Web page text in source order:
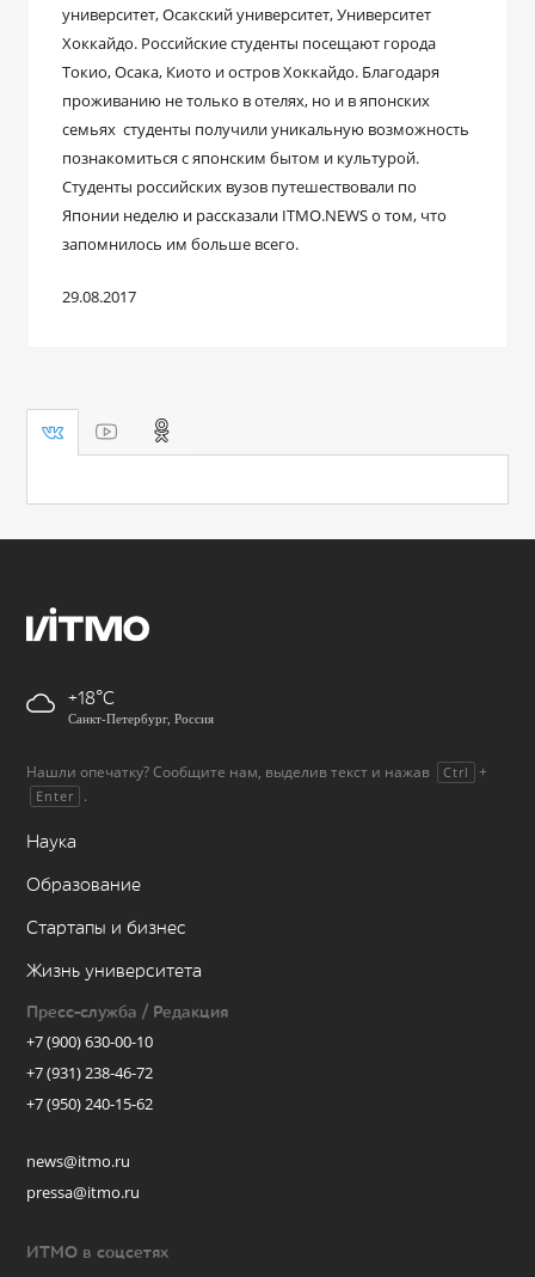
университет, Осакский университет, Университет
Хоккайдо. Российские студенты посещают города
Токио, Осака, Киото и остров Хоккайдо. Благодаря
проживанию не только в отелях, но и в японских
семьях студенты получили уникальную возможность
познакомиться с японским бытом и культурой.
Студенты российских вузов путешествовали по
Японии неделю и рассказали ITMO.NEWS о том, что
запомнилось им больше всего.
29.08.2017
+18
Санкт-Петербург, Россия
Нашли опечатку? Сообщите нам, выделив текст и нажав Ctrl +
Enter .
Наука
Образование
Стартапы и бизнес
Жизнь университета
Пресс-служба / Редакция
+7 (900) 630-00-10
+7 (931) 238-46-72
+7 (950) 240-15-62
news@itmo.ru
pressa@itmo.ru
ИТМО в соцсетях